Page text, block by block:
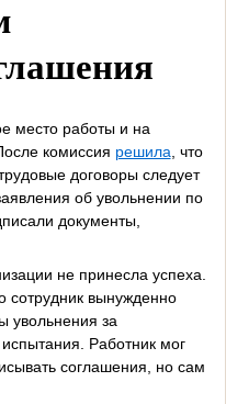
место работы и на
комиссия решила , что
договоры следует
об увольнении по
документы,
не принесла успеха.
сотрудник вынужденно
увольнения за
Работник мог
соглашения, но сам